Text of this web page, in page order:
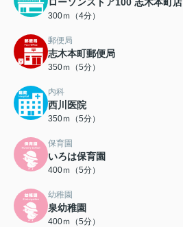
300ｍ（4分）
郵便局
志木本町郵便局
350ｍ（5分）
内科
西川医院
350ｍ（5分）
保育園
いろは保育園
400ｍ（5分）
幼稚園
泉幼稚園
400ｍ（5分）